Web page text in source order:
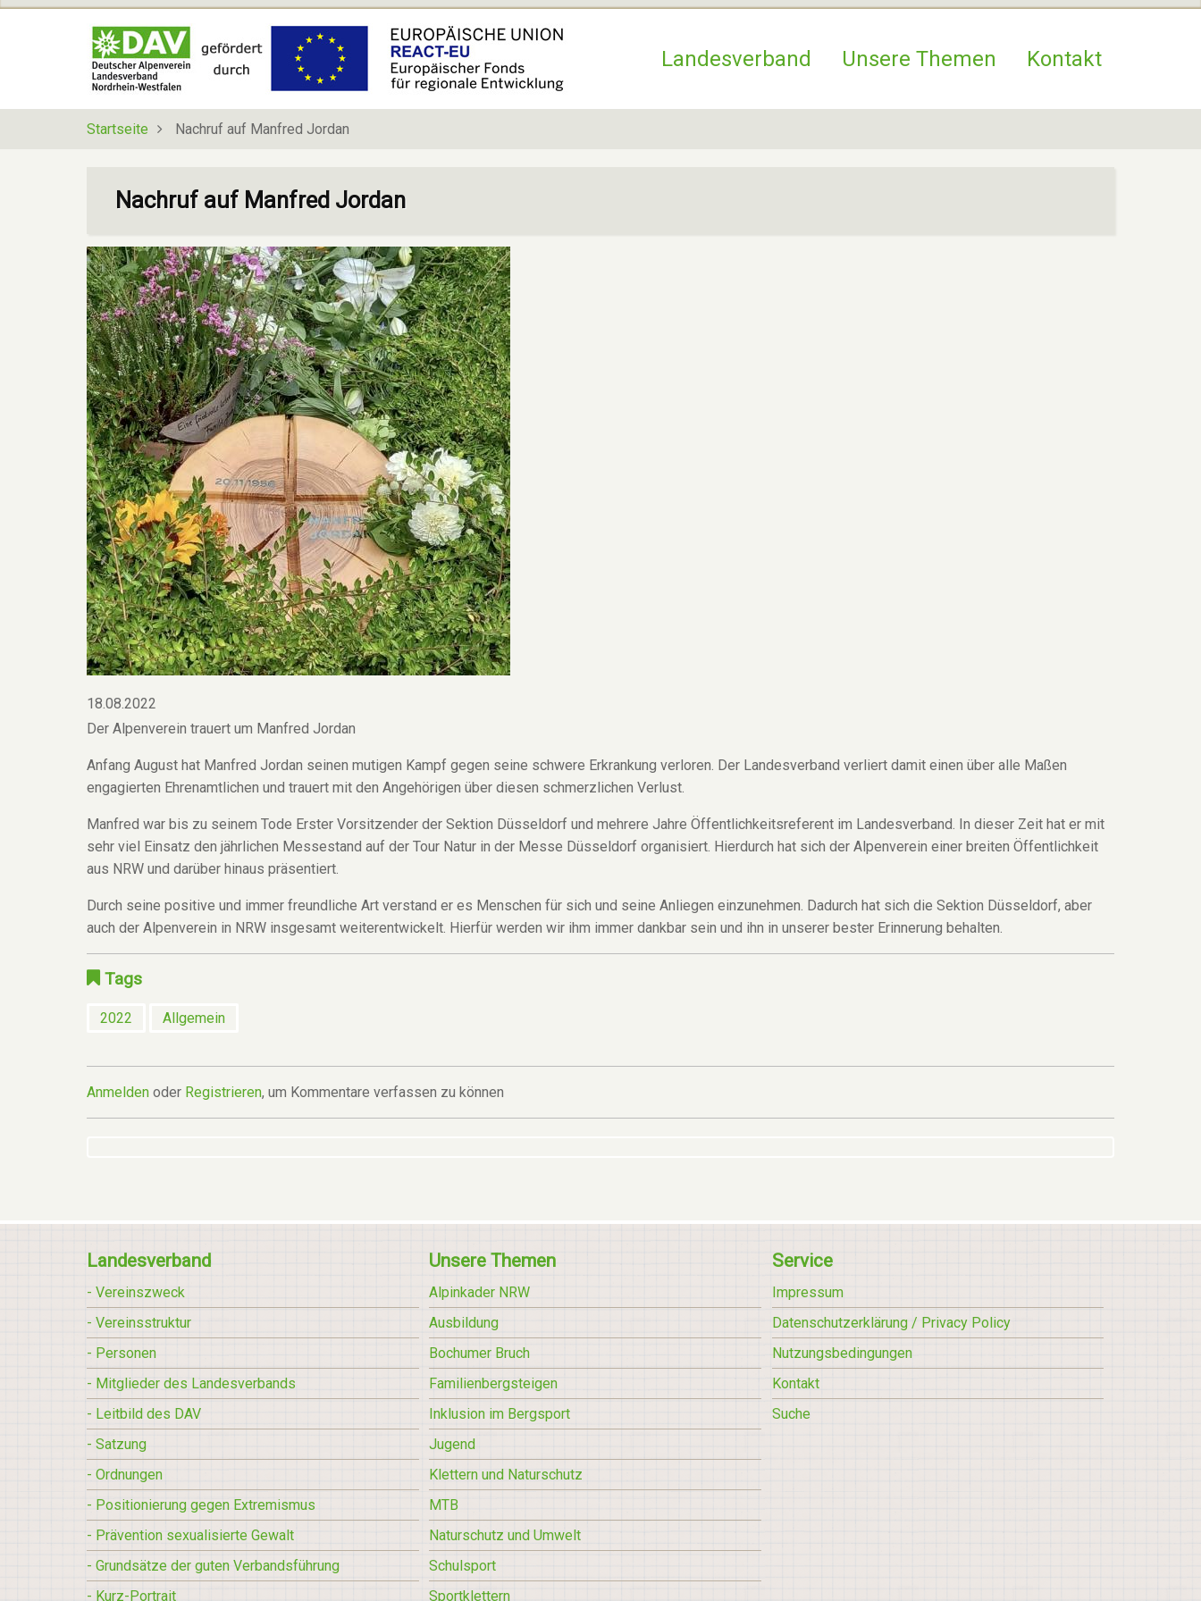
Direkt
Hauptnavigation
Landesverband Unsere Themen Kontakt
Startseite Nachruf auf Manfred Jordan
Nachruf auf Manfred Jordan
18.08.2022
Der Alpenverein trauert um Manfred Jordan
Anfang August hat Manfred Jordan seinen mutigen Kampf gegen seine schwere Erkrankung verloren. Der Landesverband verliert damit einen über alle Maßen
engagierten Ehrenamtlichen und trauert mit den Angehörigen über diesen schmerzlichen Verlust.
Manfred war bis zu seinem Tode Erster Vorsitzender der Sektion Düsseldorf und mehrere Jahre Öffentlichkeitsreferent im Landesverband. In dieser Zeit hat er mit
sehr viel Einsatz den jährlichen Messestand auf der Tour Natur in der Messe Düsseldorf organisiert. Hierdurch hat sich der Alpenverein einer breiten Öffentlichkeit
aus NRW und darüber hinaus präsentiert.
Durch seine positive und immer freundliche Art verstand er es Menschen für sich und seine Anliegen einzunehmen. Dadurch hat sich die Sektion Düsseldorf, aber
auch der Alpenverein in NRW insgesamt weiterentwickelt. Hierfür werden wir ihm immer dankbar sein und ihn in unserer bester Erinnerung behalten.
Tags
2022 Allgemein
Anmelden oder Registrieren, um Kommentare verfassen zu können
Landesverband
- Vereinszweck
- Vereinsstruktur
- Personen
- Mitglieder des Landesverbands
- Leitbild des DAV
- Satzung
- Ordnungen
- Positionierung gegen Extremismus
- Prävention sexualisierte Gewalt
- Grundsätze der guten Verbandsführung
- Kurz-Portrait
Unsere Themen
Alpinkader NRW
Ausbildung
Bochumer Bruch
Familienbergsteigen
Inklusion im Bergsport
Jugend
Klettern und Naturschutz
MTB
Naturschutz und Umwelt
Schulsport
Sportklettern
Service
Impressum
Datenschutzerklärung / Privacy Policy
Nutzungsbedingungen
Kontakt
Suche